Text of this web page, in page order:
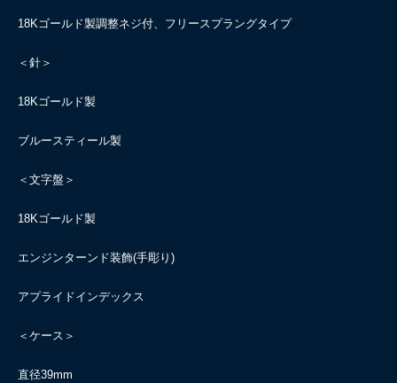
18Kゴールド製調整ネジ付、フリースプラングタイプ
＜針＞
18Kゴールド製
ブルースティール製
＜文字盤＞
18Kゴールド製
エンジンターンド装飾(手彫り)
アプライドインデックス
＜ケース＞
直径39mm